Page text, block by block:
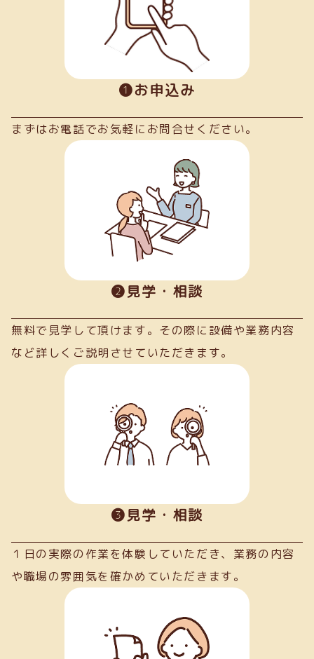
➊お申込み
まずはお電話でお気軽にお問合せください。
➋見学・相談
無料で見学して頂けます。その際に設備や業務内容
など詳しくご説明させていただきます。
➌見学・相談
１日の実際の作業を体験していただき、業務の内容
や職場の雰囲気を確かめていただきます。